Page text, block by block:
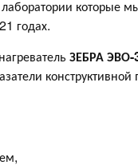
которые
годах.
ЗЕБРА ЭВО-